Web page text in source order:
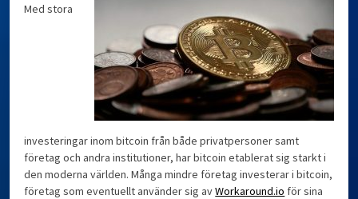
Med stora
investeringar inom bitcoin från både privatpersoner samt
företag och andra institutioner, har bitcoin etablerat sig starkt i
den moderna världen. Många mindre företag investerar i bitcoin,
företag som eventuellt använder sig avWorkaround.io för sina